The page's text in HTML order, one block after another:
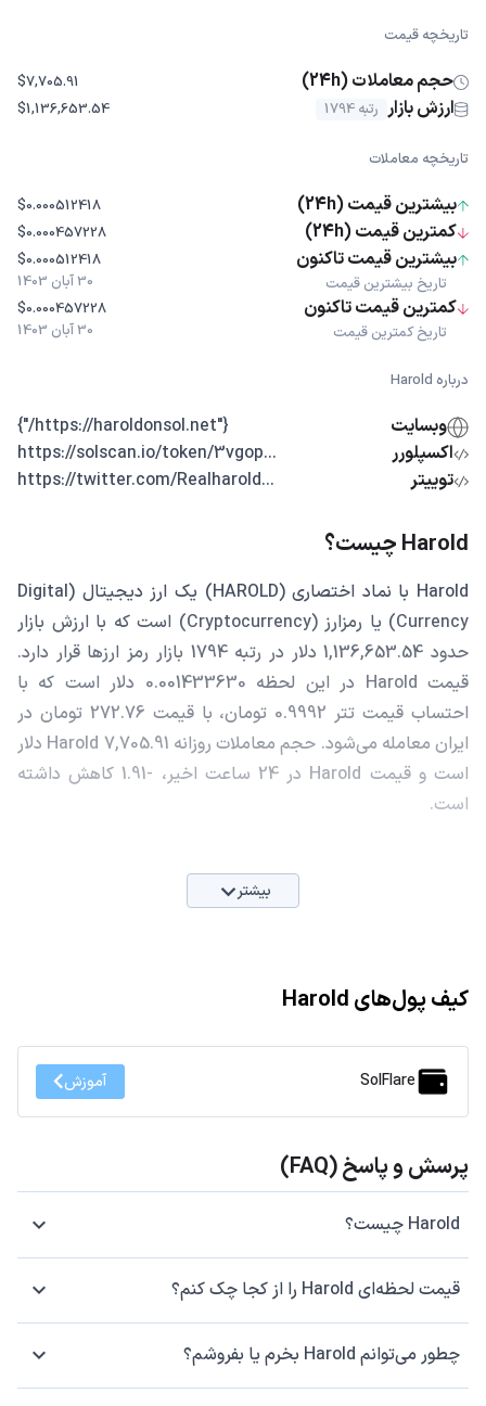
تاریخچه قیمت
حجم معاملات (24h) $7,705.91
ارزش بازار رتبه 1794 $1,136,653.54
تاریخچه معاملات
بیشترین قیمت (24h) $0.000512418
کمترین قیمت (24h) $0.000457228
بیشترین قیمت تاکنون
تاریخ بیشترین قیمت
$0.000512418
30 آبان 1403
کمترین قیمت تاکنون
تاریخ کمترین قیمت
$0.000457228
30 آبان 1403
درباره Harold
وبسایت
{"https://haroldonsol.net/"}
اکسپلورر
...https://solscan.io/token/3vgop
توییتر
...https://twitter.com/Realharold
Harold چیست؟
Harold با نماد اختصاری (HAROLD) یک ارز دیجیتال (Digital
Currency) یا رمزارز (Cryptocurrency) است که با ارزش بازار
حدود 1,136,653.54 دلار در رتبه 1794 بازار رمز ارزها قرار دارد.
قیمت Harold در این لحظه 0.001433630 دلار است که با
احتساب قیمت تتر 0.9992 تومان، با قیمت 272.76 تومان در
ایران معامله می‌شود. حجم معاملات روزانه Harold 7,705.91 دلار
است و قیمت Harold در 24 ساعت اخیر، -1.91 کاهش داشته
است.
بیشتر
کیف پول‌های Harold
SolFlare آموزش
پرسش و پاسخ (FAQ)
Harold چیست؟
قیمت لحظه‌ای Harold را از کجا چک کنم؟
چطور می‌توانم Harold بخرم یا بفروشم؟